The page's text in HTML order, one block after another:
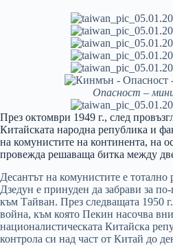
Опасност –
През октомври 1949 г., след
Китайската народна република и
на комунистите на континента, на
провежда решаваща битка между
Десантът на комунистите е
Дзедун е принуден да забрави за
към Тайван. През следващата 1950
война, към която Пекин насочва
националистическата Китайска
контрола си над част от Китай до